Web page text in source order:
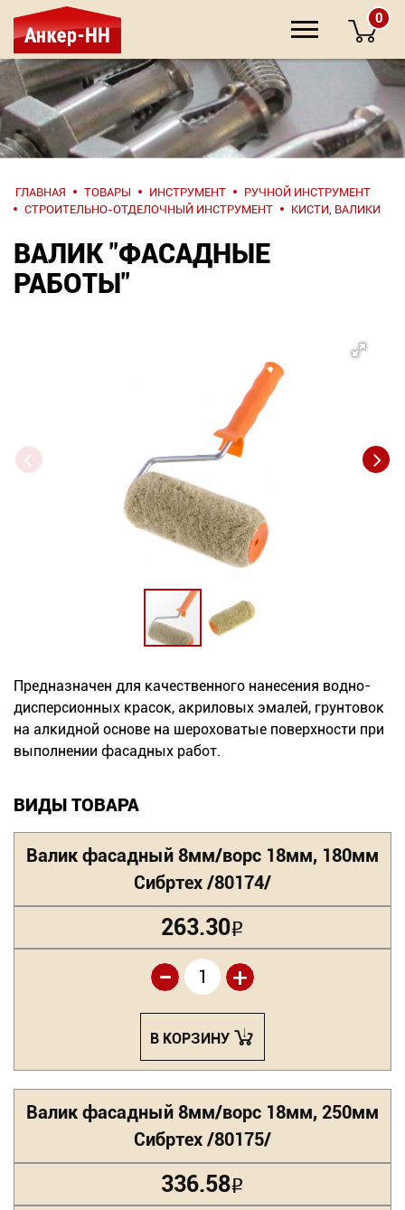
НАПИШИТЕ
НАМ
О компании
Крепеж
Документация
Оформление заказа
(831)
282-
01-
01
0
ГЛАВНАЯ ТОВАРЫ ИНСТРУМЕНТ
РУЧНОЙ ИНСТРУМЕНТ
СТРОИТЕЛЬНО-ОТДЕЛОЧНЫЙ ИНСТРУМЕНТ
КИСТИ, ВАЛИКИ
ВАЛИК "ФАСАДНЫЕ
РАБОТЫ"
Предназначен для качественного нанесения водно-
дисперсионных красок, акриловых эмалей, грунтовок
на алкидной основе на шероховатые поверхности при
выполнении фасадных работ.
ВИДЫ ТОВАРА
Валик фасадный 8мм/ворс 18мм, 180мм
Сибртех /80174/
263.30Р
+
-
В КОРЗИНУ
Валик фасадный 8мм/ворс 18мм, 250мм
Сибртех /80175/
336.58Р